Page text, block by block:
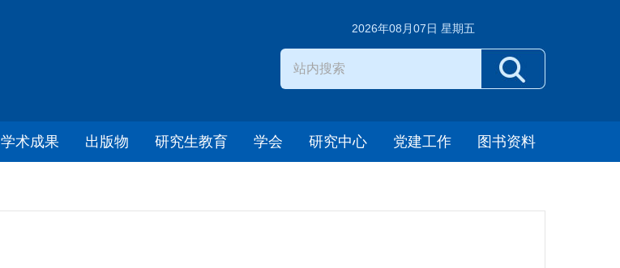
2026年08月07日 星期五
学术成果 出版物 研究生教育 学会 研究中心 党建工作 图书资料